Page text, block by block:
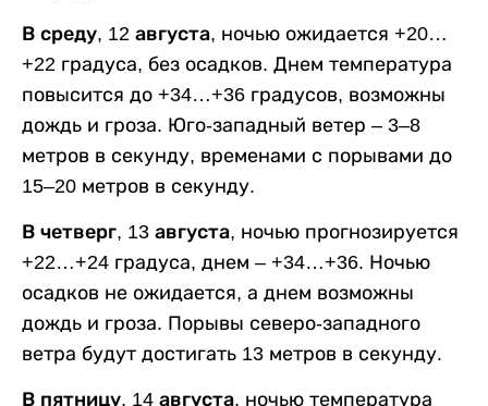
В среду, 12 августа, ночью ожидается +20…
+22 градуса, без осадков. Днем температура
повысится до +34…+36 градусов, возможны
дождь и гроза. Юго-западный ветер – 3–8
метров в секунду, временами с порывами до
15–20 метров в секунду.
В четверг, 13 августа, ночью прогнозируется
+22…+24 градуса, днем – +34…+36. Ночью
осадков не ожидается, а днем возможны
дождь и гроза. Порывы северо-западного
ветра будут достигать 13 метров в секунду.
В пятницу, 14 августа, ночью температура